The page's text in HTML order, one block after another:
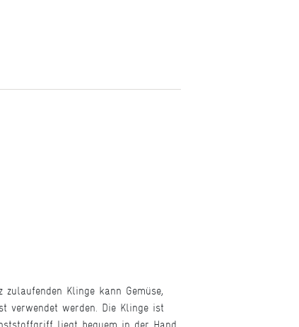
Klinge kann Gemüse,
verwendet werden. Die Klinge ist